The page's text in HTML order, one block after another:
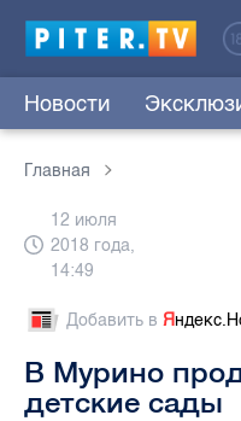
Новости
Главная
12 июля
2018 года,
14:49
Добавить в Я
В Мурино
детские сады